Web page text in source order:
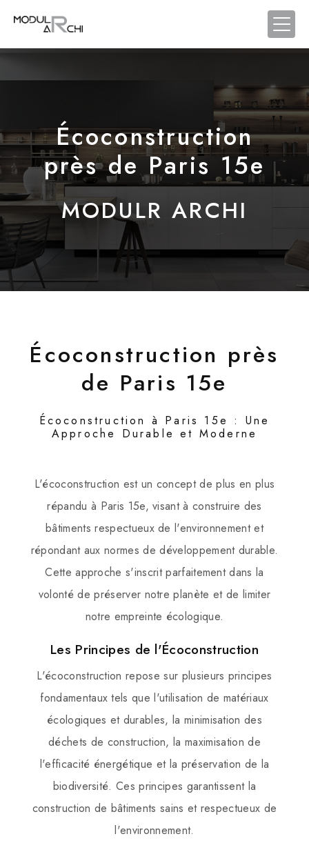
Écoconstruction
près de Paris 15e
MODULR ARCHI
Écoconstruction près
de Paris 15e
Écoconstruction à Paris 15e : Une
Approche Durable et Moderne
L'écoconstruction est un concept de plus en plus
répandu à Paris 15e, visant à construire des
bâtiments respectueux de l'environnement et
répondant aux normes de développement durable.
Cette approche s'inscrit parfaitement dans la
volonté de préserver notre planète et de limiter
notre empreinte écologique.
Les Principes de l'Écoconstruction
L'écoconstruction repose sur plusieurs principes
fondamentaux tels que l'utilisation de matériaux
écologiques et durables, la minimisation des
déchets de construction, la maximisation de
l'efficacité énergétique et la préservation de la
biodiversité. Ces principes garantissent la
construction de bâtiments sains et respectueux de
l'environnement.